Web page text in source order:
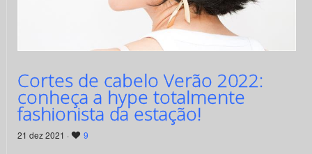
Cortes de cabelo Verão 2022:
conheça a hype totalmente
fashionista da estação!
21 dez 2021 · 9